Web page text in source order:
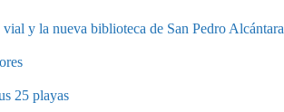
y la nueva biblioteca de San Pedro Alcántara
25 playas